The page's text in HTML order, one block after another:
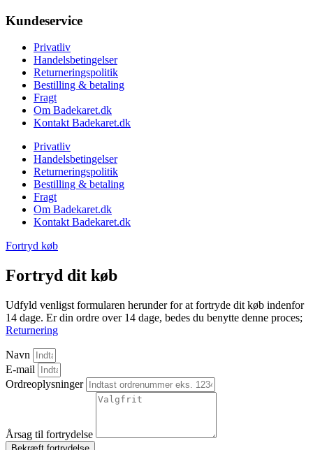
Kundeservice
Privatliv
Handelsbetingelser
Returneringspolitik
Bestilling & betaling
Fragt
Om Badekaret.dk
Kontakt Badekaret.dk
Privatliv
Handelsbetingelser
Returneringspolitik
Bestilling & betaling
Fragt
Om Badekaret.dk
Kontakt Badekaret.dk
Fortryd køb
Fortryd dit køb
Udfyld venligst formularen herunder for at fortryde dit køb indenfor
14 dage. Er din ordre over 14 dage, bedes du benytte denne proces;
Returnering
Navn
E-mail
Ordreoplysninger
Årsag til fortrydelse